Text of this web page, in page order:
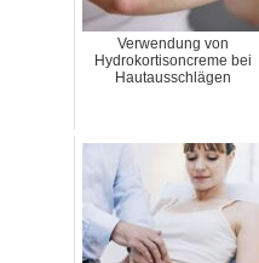
Verwendung von
Hydrokortisoncreme bei
Hautausschlägen